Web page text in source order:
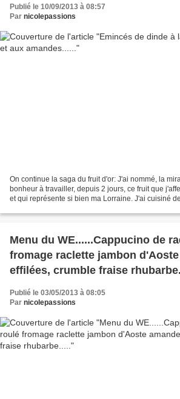
Publié le 10/09/2013 à 08:57
Par nicolepassions
On continue la saga du fruit d'or: J'ai nommé, la
bonheur à travailler, depuis 2 jours, ce fruit que
et qui représente si bien ma Lorraine. J'ai cuisiné
Menu du WE......Cappucino de
fromage raclette jambon
effilées, crumble fraise
Publié le 03/05/2013 à 08:05
Par nicolepassions